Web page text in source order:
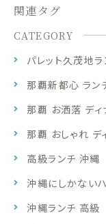
関連タグ
CATEGORY
パレット久茂地ラ
那覇新都心 ラン
那覇 お洒落 ディ
那覇 おしゃれ デ
高級ランチ 沖縄
沖縄にしかない
沖縄ランチ 高級